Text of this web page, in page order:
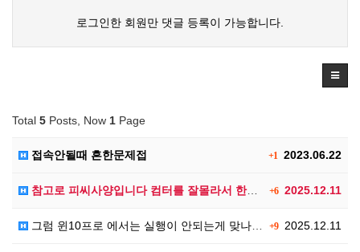
로그인한 회원만 댓글 등록이 가능합니다.
Total 5 Posts, Now 1 Page
+1 2023.06.22
접속안될때 흔한문제접
+62025.12.11
참고로 피씨사양입니다 컴터를 잘몰라서 한번 보아주셔요^…
+92025.12.11
그럼 윈10프로 에서는 실행이 안되는게 맞나요?